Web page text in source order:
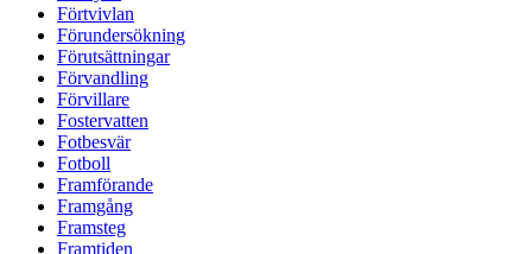
Förtvivlan
Förundersökning
Förutsättningar
Förvandling
Förvillare
Fostervatten
Fotbesvär
Fotboll
Framförande
Framgång
Framsteg
Framtiden